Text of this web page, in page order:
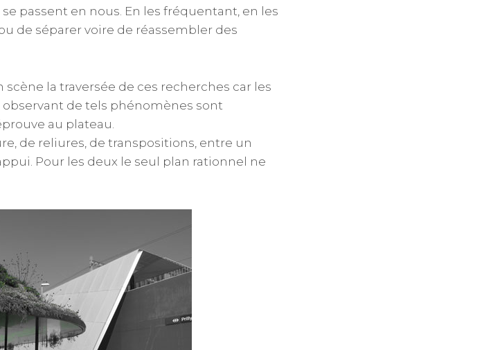
passent en nous. En les fréquentant, en les
de séparer voire de réassembler des
la traversée de ces recherches car les
de tels phénomènes sont
au plateau.
de reliures, de transpositions, entre un
Pour les deux le seul plan rationnel ne